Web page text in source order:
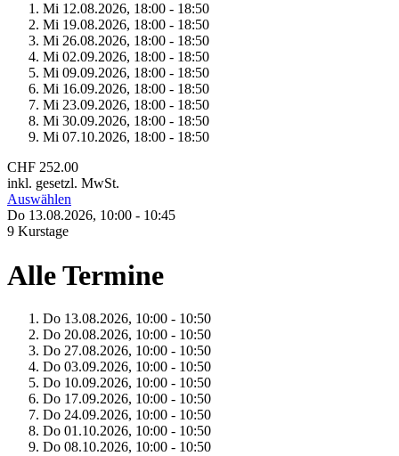
Mi 12.08.2026, 18:00 - 18:50
Mi 19.08.2026, 18:00 - 18:50
Mi 26.08.2026, 18:00 - 18:50
Mi 02.09.2026, 18:00 - 18:50
Mi 09.09.2026, 18:00 - 18:50
Mi 16.09.2026, 18:00 - 18:50
Mi 23.09.2026, 18:00 - 18:50
Mi 30.09.2026, 18:00 - 18:50
Mi 07.10.2026, 18:00 - 18:50
CHF 252.00
inkl. gesetzl. MwSt.
Auswählen
Do 13.08.2026, 10:00 - 10:45
9 Kurstage
Alle Termine
Do 13.08.2026, 10:00 - 10:50
Do 20.08.2026, 10:00 - 10:50
Do 27.08.2026, 10:00 - 10:50
Do 03.09.2026, 10:00 - 10:50
Do 10.09.2026, 10:00 - 10:50
Do 17.09.2026, 10:00 - 10:50
Do 24.09.2026, 10:00 - 10:50
Do 01.10.2026, 10:00 - 10:50
Do 08.10.2026, 10:00 - 10:50